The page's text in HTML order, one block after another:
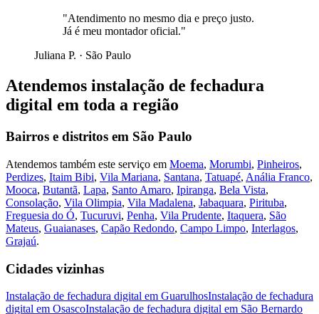
"Atendimento no mesmo dia e preço justo.
Já é meu montador oficial."
Juliana P. · São Paulo
Atendemos instalação de fechadura
digital em toda a região
Bairros e distritos em São Paulo
Atendemos também este serviço em Moema, Morumbi, Pinheiros,
Perdizes, Itaim Bibi, Vila Mariana, Santana, Tatuapé, Anália Franco,
Mooca, Butantã, Lapa, Santo Amaro, Ipiranga, Bela Vista,
Consolação, Vila Olimpia, Vila Madalena, Jabaquara, Pirituba,
Freguesia do Ó, Tucuruvi, Penha, Vila Prudente, Itaquera, São
Mateus, Guaianases, Capão Redondo, Campo Limpo, Interlagos,
Grajaú.
Cidades vizinhas
Instalação de fechadura digital em GuarulhosInstalação de fechadura
digital em OsascoInstalação de fechadura digital em São Bernardo